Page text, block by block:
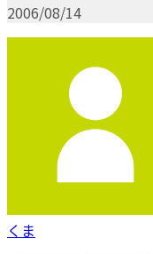
2006/08/14
くま